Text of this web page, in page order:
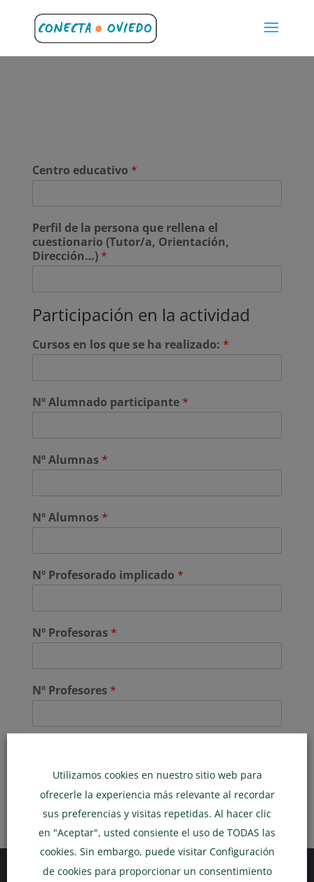
Centro educativo *
Perfil de la persona que rellena el
cuestionario (Tutor/a, Orientación,
Dirección…) *
Participación en la actividad
Cursos en los que se ha realizado: *
Nº Alumnado participante *
Nº Alumnas *
Nº Alumnos *
Nº Profesorado implicado *
Nº Profesoras *
Nº Profesores *
Utilizamos cookies en nuestro sitio web para
ofrecerle la experiencia más relevante al recordar
sus preferencias y visitas repetidas. Al hacer clic
en "Aceptar", usted consiente el uso de TODAS las
cookies. Sin embargo, puede visitar Configuración
de cookies para proporcionar un consentimiento